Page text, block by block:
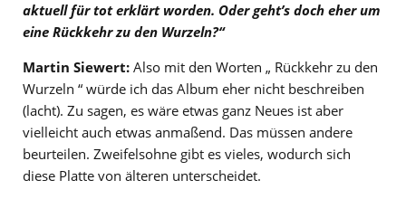
aktuell für tot erklärt worden. Oder geht’s doch eher um
eine Rückkehr zu den Wurzeln?“
Martin Siewert: Also mit den Worten „ Rückkehr zu den
Wurzeln “ würde ich das Album eher nicht beschreiben
(lacht). Zu sagen, es wäre etwas ganz Neues ist aber
vielleicht auch etwas anmaßend. Das müssen andere
beurteilen. Zweifelsohne gibt es vieles, wodurch sich
diese Platte von älteren unterscheidet.